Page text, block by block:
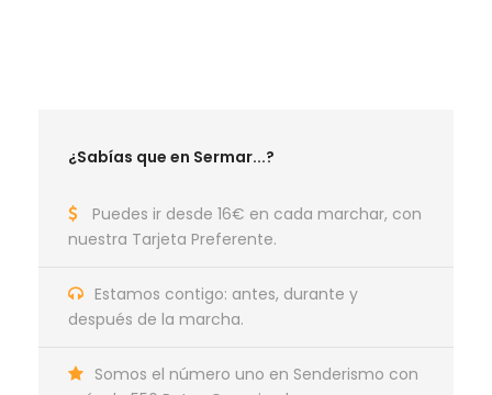
¿Sabías que en Sermar...?
Puedes ir desde 16€ en cada marchar, con
nuestra Tarjeta Preferente.
Estamos contigo: antes, durante y
después de la marcha.
Somos el número uno en Senderismo con